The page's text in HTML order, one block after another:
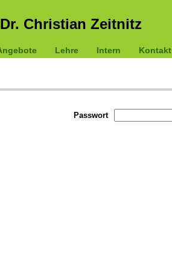
Christian Zeitnitz
Lehre Intern Kontakt
Passwort